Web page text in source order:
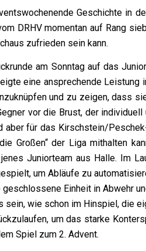
Geschichte in
DRHV momentan auf Rang
zufrieden sein kann.
am Sonntag auf das
eine ansprechende
und zu zeigen, dass
vor die Brust, der
aber für das Kirschstein/
Großen“ der Liga mithalten
Juniorteam aus Halle. Im
um Abläufe zu
Einheit in Abwehr
sein, wie schon im Hinspiel, die
um das starke
Spiel zum 2. Advent.